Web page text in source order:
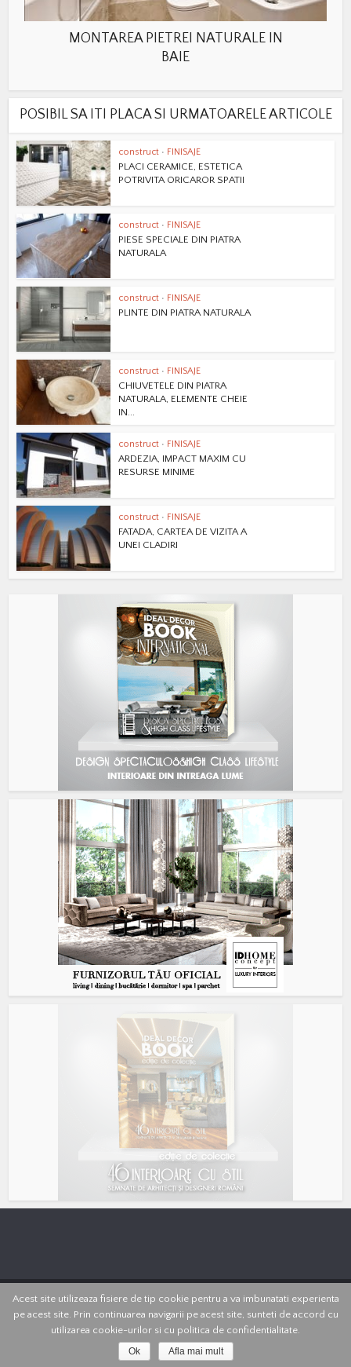
MONTAREA PIETREI NATURALE IN
BAIE
POSIBIL SA ITI PLACA SI URMATOARELE ARTICOLE
construct • FINISAJE
PLACI CERAMICE, ESTETICA
POTRIVITA ORICAROR SPATII
construct • FINISAJE
PIESE SPECIALE DIN PIATRA
NATURALA
construct • FINISAJE
PLINTE DIN PIATRA NATURALA
construct • FINISAJE
CHIUVETELE DIN PIATRA
NATURALA, ELEMENTE CHEIE
IN...
construct • FINISAJE
ARDEZIA, IMPACT MAXIM CU
RESURSE MINIME
construct • FINISAJE
FATADA, CARTEA DE VIZITA A
UNEI CLADIRI
Copyright © 2017 - Id Proiect
termeni si conditii portofoliu contact contul meu
shop
politica de confidentialitate
Acest site utilizeaza fisiere de tip cookie pentru a va imbunatati experienta
pe acest site. Prin continuarea navigarii pe acest site, sunteti de accord cu
utilizarea cookie-urilor si cu politica de confidentialitate.
Ok
Afla mai mult